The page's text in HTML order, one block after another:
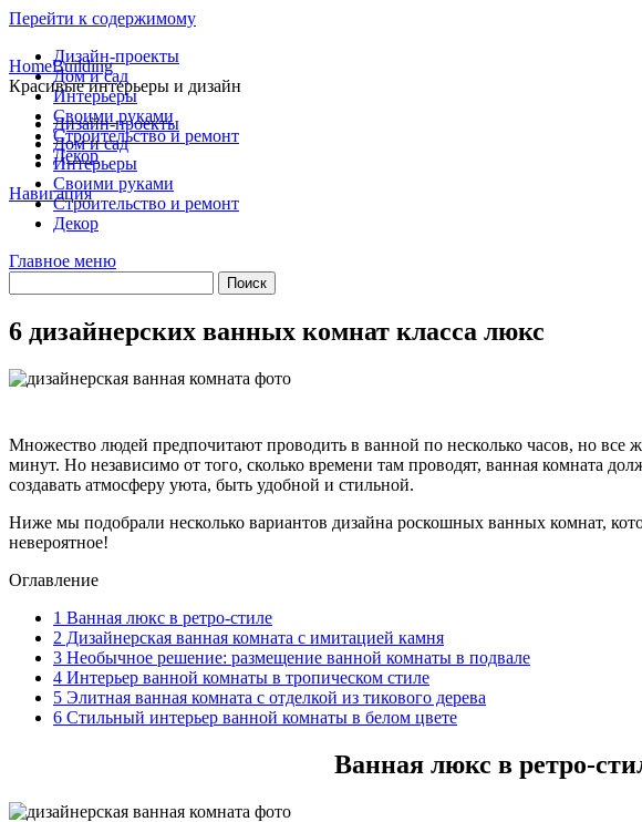
Перейти к содержимому
Дизайн-проекты
Дом и сад
Интерьеры
Своими руками
Строительство и ремонт
Декор
Навигация
HomeBuilding
Красивые интерьеры и дизайн
Дизайн-проекты
Дом и сад
Интерьеры
Своими руками
Строительство и ремонт
Декор
Главное меню
6 дизайнерских ванных комнат класса люкс
Множество людей предпочитают проводить в ванной по несколько часов, но все
минут. Но независимо от того, сколько времени там проводят, ванная комната
создавать атмосферу уюта, быть удобной и стильной.
Ниже мы подобрали несколько вариантов дизайна роскошных ванных комнат,
невероятное!
Оглавление
1 Ванная люкс в ретро-стиле
2 Дизайнерская ванная комната с имитацией камня
3 Необычное решение: размещение ванной комнаты в подвале
4 Интерьер ванной комнаты в тропическом стиле
5 Элитная ванная комната с отделкой из тикового дерева
6 Стильный интерьер ванной комнаты в белом цвете
Ванная люкс в ретро-